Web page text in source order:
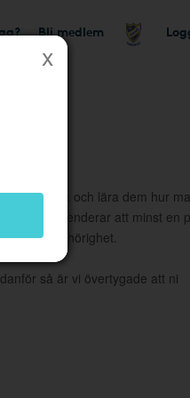
Bli medlem
till alla och lära dem hur
vi rekommenderar att minst en
Adminbehörighet.
så är vi övertygade att ni